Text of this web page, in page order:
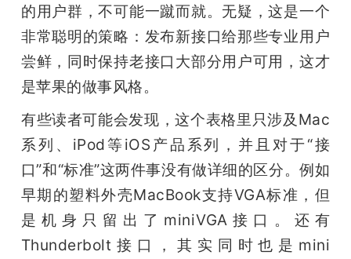
的用户群，不可能一蹴而就。无疑，这是一个
非常聪明的策略：发布新接口给那些专业用户
尝鲜，同时保持老接口大部分用户可用，这才
是苹果的做事风格。
有些读者可能会发现，这个表格里只涉及Mac
系列、iPod等iOS产品系列，并且对于“接
口”和“标准”这两件事没有做详细的区分。例如
早期的塑料外壳MacBook支持VGA标准，但
是机身只留出了miniVGA接口。还有
Thunderbolt接口，其实同时也是mini